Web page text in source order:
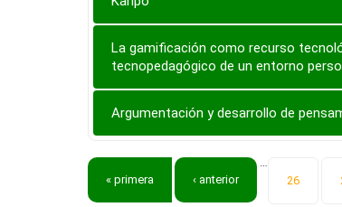
La gamificación como recurso
tecnopedagógico de un entorno
Argumentación y desarrollo de
Páginas
« primera ‹ anterior
…
26